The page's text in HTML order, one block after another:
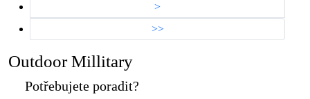
>
>>
Outdoor Millitary
Potřebujete poradit?